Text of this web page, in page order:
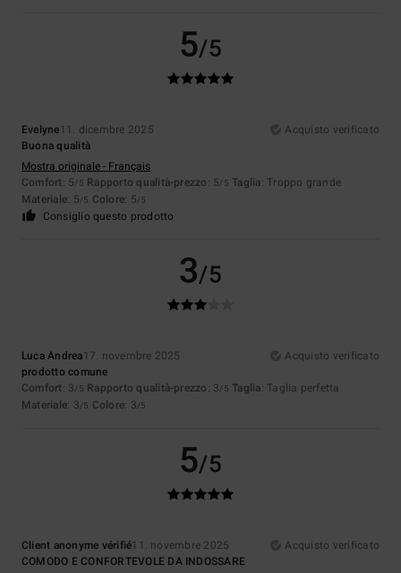
5/5
Evelyne11. dicembre 2025
Acquisto verificato
Buona qualità
Mostra originale - Français
Comfort: 5/5 Rapporto qualità-prezzo: 5/5 Taglia: Troppo grande
Materiale: 5/5 Colore: 5/5
Consiglio questo prodotto
3/5
Luca Andrea17. novembre 2025
Acquisto verificato
prodotto comune
Comfort: 3/5 Rapporto qualità-prezzo: 3/5 Taglia: Taglia perfetta
Materiale: 3/5 Colore: 3/5
5/5
Client anonyme vérifié11. novembre 2025
Acquisto verificato
COMODO E CONFORTEVOLE DA INDOSSARE